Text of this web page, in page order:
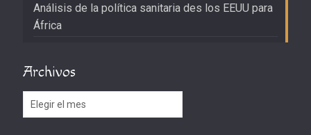
Análisis de la política sanitaria des los EEUU para
África
Archivos
Archivos